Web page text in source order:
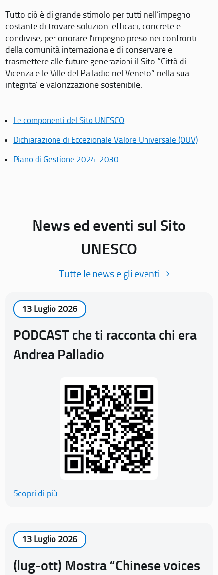
Tutto ciò è di grande stimolo per tutti nell’impegno
costante di trovare soluzioni efficaci, concrete e
condivise, per onorare l’impegno preso nei confronti
della comunità internazionale di conservare e
trasmettere alle future generazioni il Sito “Città di
Vicenza e le Ville del Palladio nel Veneto” nella sua
integrita’ e valorizzazione sostenibile.
Le componenti del Sito UNESCO
Dichiarazione di Eccezionale Valore Universale (OUV)
Piano di Gestione 2024-2030
News ed eventi sul Sito
UNESCO
Tutte le news e gli eventi
13 Luglio 2026
PODCAST che ti racconta chi era
Andrea Palladio
Scopri di più
13 Luglio 2026
(lug-ott) Mostra “Chinese voices